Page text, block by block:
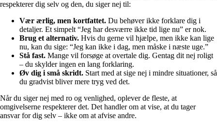
respekterer dig selv og den, du siger nej til:
Vær ærlig, men kortfattet. Du behøver ikke forklare dig i
detaljer. Et simpelt “Jeg har desværre ikke tid lige nu” er nok.
Brug et alternativ. Hvis du gerne vil hjælpe, men ikke kan lige
nu, kan du sige: “Jeg kan ikke i dag, men måske i næste uge.”
Stå fast. Mange vil forsøge at overtale dig. Gentag dit nej roligt
– du skylder ingen en lang forklaring.
Øv dig i små skridt. Start med at sige nej i mindre situationer, så
du gradvist bliver mere tryg ved det.
Når du siger nej med ro og venlighed, oplever de fleste, at
omgivelserne respekterer det. Det handler om at vise, at du tager
ansvar for dig selv – ikke om at afvise andre.